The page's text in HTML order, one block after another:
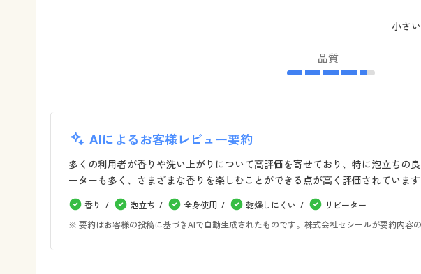
小さい
品質
AIによるお客様レビュー要約
多くの利用者が香りや洗い上がりについて高評価を寄せており、特に泡立ち
ーターも多く、さまざまな香りを楽しむことができる点が高く評価されています
香り 泡立ち 全身使用 乾燥しにくい
リピーター
※ 要約はお客様の投稿に基づきAIで自動生成されたものです。株式会社セシールが要約内容